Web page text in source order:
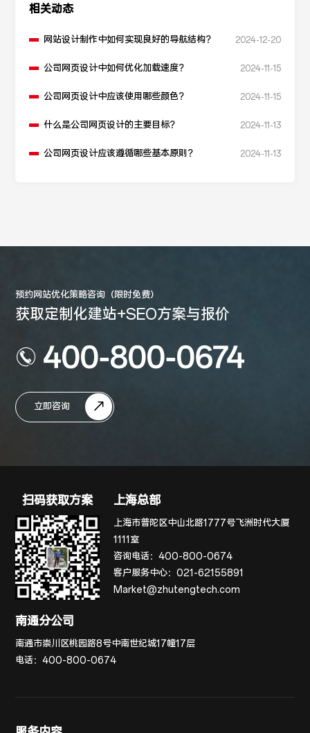
相关动态
网站设计制作中如何实现良好的导航结构？ 2024-12-20
公司网页设计中如何优化加载速度？ 2024-11-15
公司网页设计中应该使用哪些颜色？ 2024-11-15
什么是公司网页设计的主要目标？ 2024-11-13
公司网页设计应该遵循哪些基本原则？ 2024-11-13
预约网站优化策略咨询（限时免费）
获取定制化建站+SEO方案与报价
400-800-0674
立即咨询
扫码获取方案 上海总部
上海市普陀区中山北路1777号飞洲时代大厦
1111室
咨询电话：400-800-0674
客户服务中心：021-62155891
Market@zhutengtech.com
南通分公司
南通市崇川区桃园路8号中南世纪城17幢17层
电话：400-800-0674